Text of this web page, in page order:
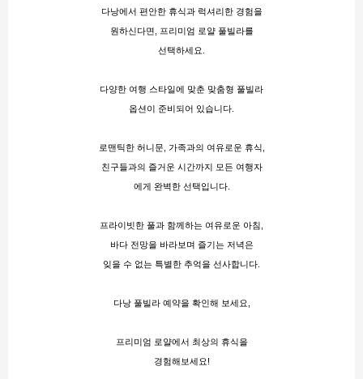
다낭에서 편안한 휴식과 럭셔리한 경험을
원하신다면, 프리미엄 로얄 풀빌라를
선택하세요.
다양한 여행 스타일에 맞춘 맞춤형 풀빌라
옵션이 준비되어 있습니다.
로맨틱한 허니문, 가족과의 여유로운 휴식,
친구들과의 즐거운 시간까지 모든 여행자
에게 완벽한 선택입니다.
프라이빗한 풀과 함께하는 여유로운 아침,
바다 전망을 바라보며 즐기는 저녁은
잊을 수 없는 특별한 추억을 선사합니다.
다낭 풀빌라 예약을 확인해 보세요
프리미엄 로얄에서 최상의 휴식을
경험해보세요!